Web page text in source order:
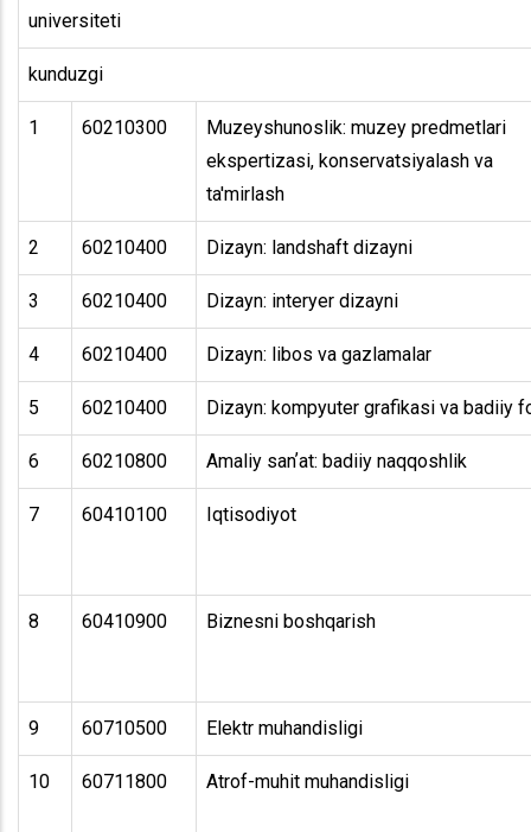
universiteti
kunduzgi
1 60210300
Muzeyshunoslik: muzey predmetlari
ekspertizasi, konservatsiyalash va
ta'mirlash
2 60210400 Dizayn: landshaft dizayni
3 60210400 Dizayn: interyer dizayni
4 60210400 Dizayn: libos va gazlamalar
5 60210400 Dizayn: kompyuter grafikasi va badiiy
6 60210800 Amaliy sanʼat: badiiy naqqoshlik
7 60410100 Iqtisodiyot
8 60410900 Biznesni boshqarish
9 60710500 Elektr muhandisligi
10 60711800 Atrof-muhit muhandisligi